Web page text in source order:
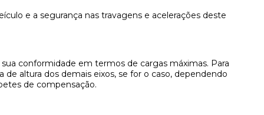
e a segurança nas travagens e acelerações deste
conformidade em termos de cargas máximas. Para
altura dos demais eixos, se for o caso, dependendo
de compensação.